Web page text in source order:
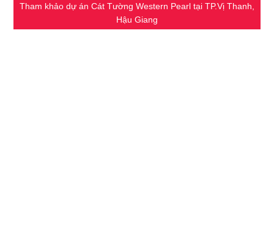
Tham khảo dự án Cát Tường Western Pearl tại TP.Vị Thanh,
Hậu Giang